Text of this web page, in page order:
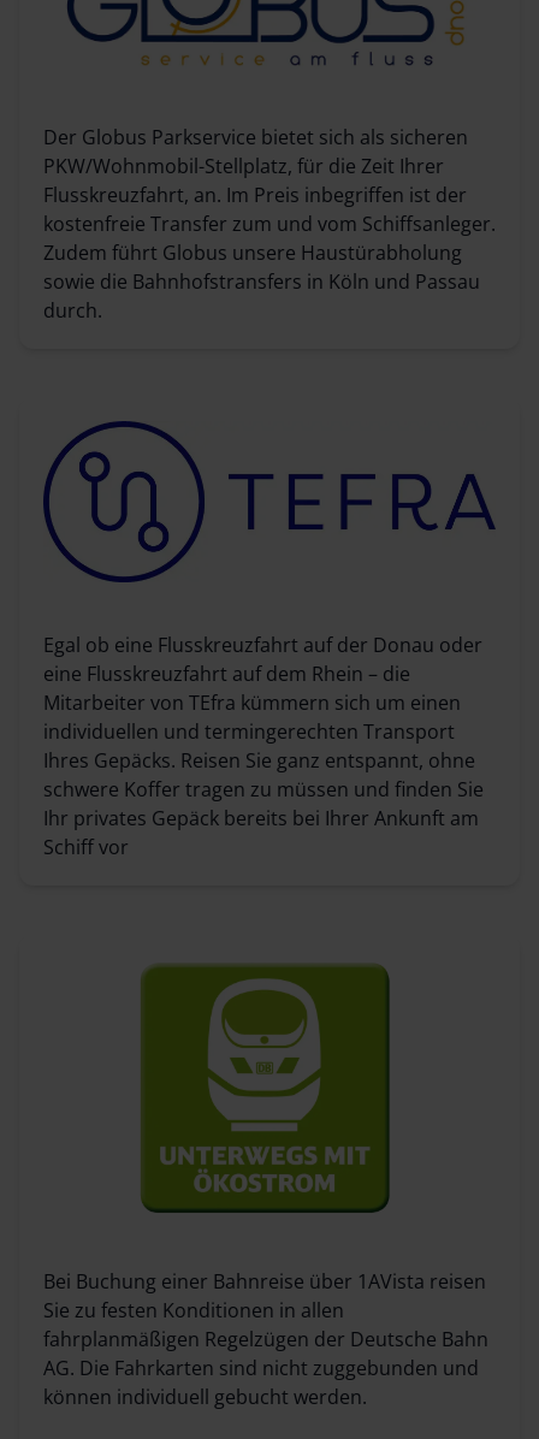
Der Globus Parkservice bietet sich als sicheren
PKW/Wohnmobil-Stellplatz, für die Zeit Ihrer
Flusskreuzfahrt, an. Im Preis inbegriffen ist der
kostenfreie Transfer zum und vom Schiffsanleger.
Zudem führt Globus unsere Haustürabholung
sowie die Bahnhofstransfers in Köln und Passau
durch.
Egal ob eine Flusskreuzfahrt auf der Donau oder
eine Flusskreuzfahrt auf dem Rhein – die
Mitarbeiter von TEfra kümmern sich um einen
individuellen und termingerechten Transport
Ihres Gepäcks. Reisen Sie ganz entspannt, ohne
schwere Koffer tragen zu müssen und finden Sie
Ihr privates Gepäck bereits bei Ihrer Ankunft am
Schiff vor
Bei Buchung einer Bahnreise über 1AVista reisen
Sie zu festen Konditionen in allen
fahrplanmäßigen Regelzügen der Deutsche Bahn
AG. Die Fahrkarten sind nicht zuggebunden und
können individuell gebucht werden.